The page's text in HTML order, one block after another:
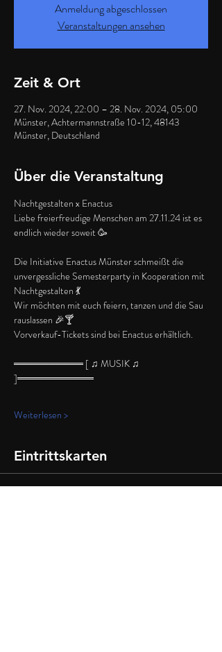
Anmeldung abgeschlossen
Veranstaltungen ansehen
Zeit & Ort
27. Nov. 2024, 22:00 – 28. Nov. 2024, 05:00
Münster, Achtermannstraße 10-12, 48143
Münster, Deutschland
Über die Veranstaltung
Nachtgestalten x Enactus
Liebe freierfreudige Menschen am 27.11.24 ist es
endlich wieder soweit 🥳
Die Initiative Enactus Münster schmeißt die
unvergessliche Semesterparty in Kooperation mit
Nachtgestalten 💃
Wir möchten mit euch feiern, tanzen und die Sau
rauslassen 🎉🍸
Vorverkauf-Tickets sind bei Enactus erhältlich.
══════════ [ ♫ MUSIK ♫
]═══════════
Weiterlesen >
Eintrittskarten